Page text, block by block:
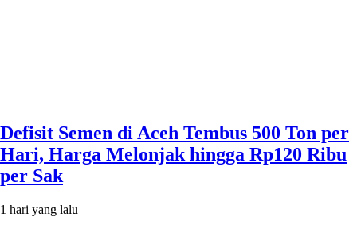
Defisit Semen di Aceh Tembus 500 Ton per
Hari, Harga Melonjak hingga Rp120 Ribu
per Sak
1 hari yang lalu